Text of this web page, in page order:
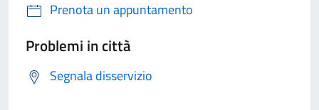
Prenota un appuntamento
Problemi in città
Segnala disservizio